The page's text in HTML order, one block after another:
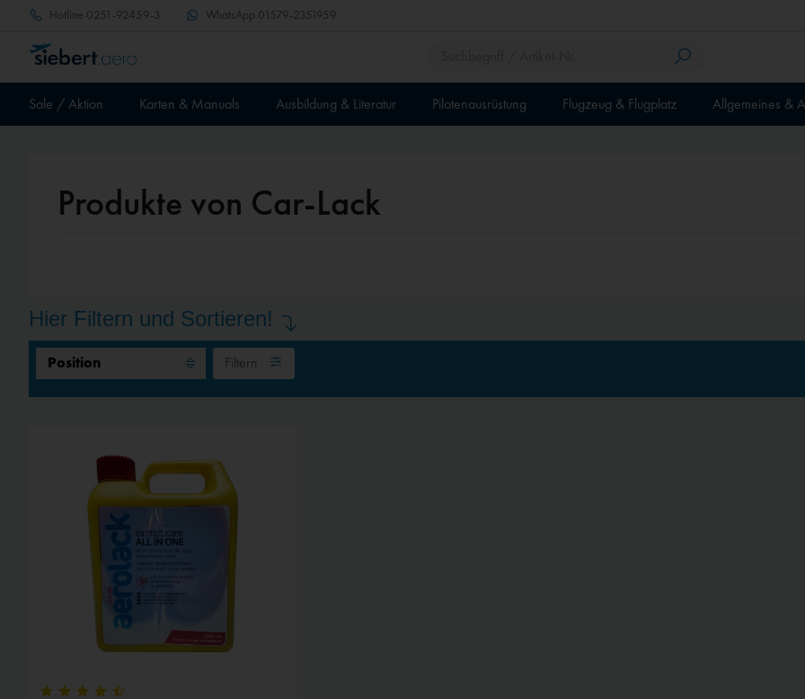
Hotline 0251-92459-3 WhatsApp 01579-2351959
Sale / Aktion Karten & Manuals Ausbildung & Literatur Pilotenausrüstung Flugzeug & Flugplatz Allgemeines &
Produkte von Car-Lack
Hier Filtern und Sortieren!
Filtern